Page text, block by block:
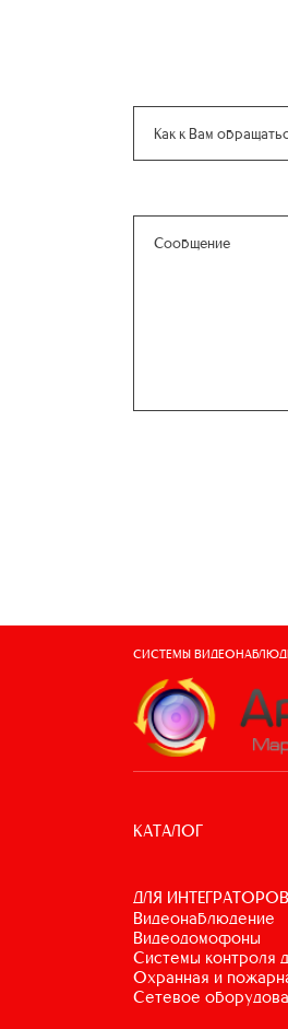
СИСТЕМЫ
КАТАЛОГ
ДЛЯ ИНТЕГРАТОРОВ
видеонаблюдение
видеодомофоны
системы контроля
охранная и
сетевое